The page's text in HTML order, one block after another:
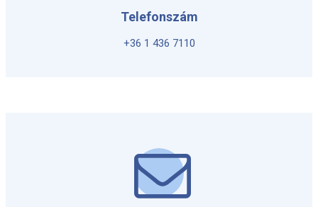
Telefonszám
+36 1 436 7110